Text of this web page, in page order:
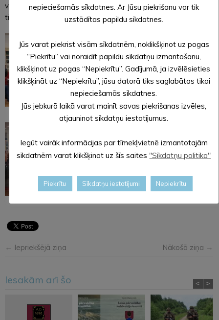
vēlreiz izdiskutēt. Iedzīvotāji ar pašvaldības pārstāvjiem
tikšanās reizē pārrunāja arī citus aktuālus jautājumus.
← Iepriekšējā ziņa Nākošā ziņa →
Iesakām arī šo < >
nepieciešamās sīkdatnes. Ar Jūsu piekrišanu var tik
uzstādītas papildu sīkdatnes.
Jūs varat piekrist visām sīkdatnēm, noklikšķinot uz pogas
“Piekrītu” vai noraidīt papildu sīkdatņu izmantošanu,
klikšķinot uz pogas “Nepiekrītu”. Gadījumā, ja izvēlēsieties
klikšķināt uz “Nepiekrītu”, jūsu datorā tiks saglabātas tikai
nepieciešamās sīkdatnes.
Jūs jebkurā laikā varat mainīt savas piekrišanas izvēles,
atjauninot sīkdatņu iestatījumus.
Iegūt vairāk informācijas par tīmekļvietnē izmantotajām
sīkdatnēm varat klikšķinot uz šīs saites "Sīkdatņu politika"
Piekrītu Sīkdatņu iestatījumi Nepiekrītu